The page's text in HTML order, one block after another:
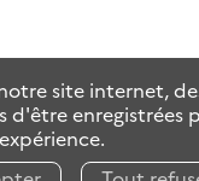
site internet,
d'être enregistrées